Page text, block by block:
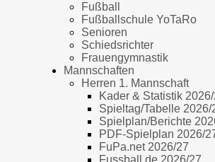
Fußball
Fußballschule YoTaRo
Senioren
Schiedsrichter
Frauengymnastik
Mannschaften
Herren 1. Mannschaft
Kader & Statistik
Spieltag/Tabelle 2026/
Spielplan/Berichte
PDF-Spielplan 2026/
FuPa.net 2026/27
Fussball.de 2026/27